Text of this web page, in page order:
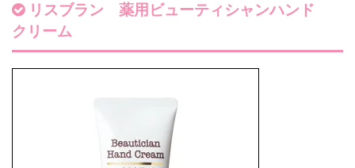
リスブラン 薬用ビューティシャンハンド
クリーム